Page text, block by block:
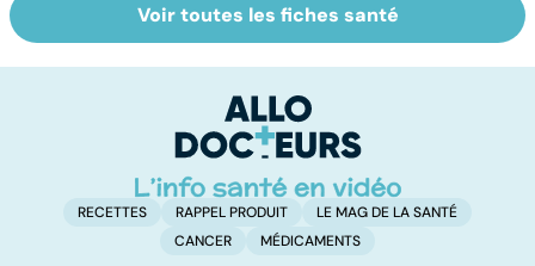
Le saturnisme :
une intoxication
Faire du sport à
domicile, c'est
Voir toutes les fiches santé
RECETTES RAPPEL PRODUIT
LE MAG DE LA SANTÉ
CANCER
MÉDICAMENTS